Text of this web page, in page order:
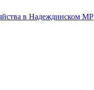
в Надеждинском МР